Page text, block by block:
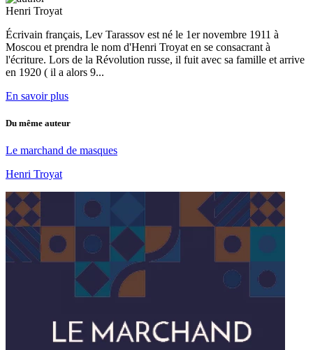
Henri Troyat
Écrivain français, Lev Tarassov est né le 1er novembre 1911 à
Moscou et prendra le nom d'Henri Troyat en se consacrant à
l'écriture. Lors de la Révolution russe, il fuit avec sa famille et arrive
en 1920 ( il a alors 9...
En savoir plus
Du même auteur
Le marchand de masques
Henri Troyat